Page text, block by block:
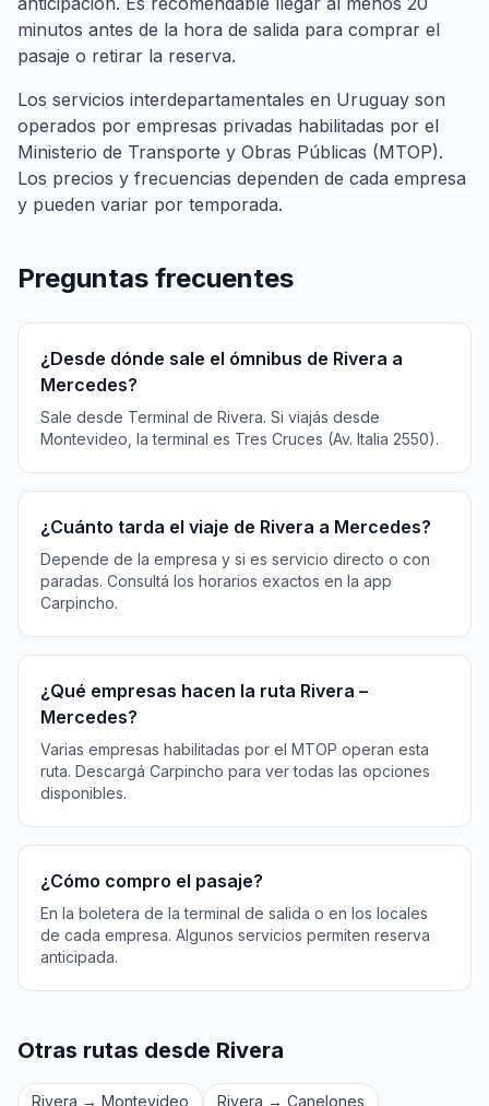
minutos antes de la hora de salida para comprar el
pasaje o retirar la reserva.
Los servicios interdepartamentales en Uruguay son
operados por empresas privadas habilitadas por el
Ministerio de Transporte y Obras Públicas (MTOP).
Los precios y frecuencias dependen de cada empresa
y pueden variar por temporada.
Preguntas frecuentes
¿Desde dónde sale el ómnibus de Rivera a
Mercedes?
Sale desde Terminal de Rivera. Si viajás desde
Montevideo, la terminal es Tres Cruces (Av. Italia 2550).
¿Cuánto tarda el viaje de Rivera a Mercedes?
Depende de la empresa y si es servicio directo o con
paradas. Consultá los horarios exactos en la app
Carpincho.
¿Qué empresas hacen la ruta Rivera –
Mercedes?
Varias empresas habilitadas por el MTOP operan esta
ruta. Descargá Carpincho para ver todas las opciones
disponibles.
¿Cómo compro el pasaje?
En la boletera de la terminal de salida o en los locales
de cada empresa. Algunos servicios permiten reserva
anticipada.
Otras rutas desde Rivera
Rivera → Montevideo Rivera → Canelones